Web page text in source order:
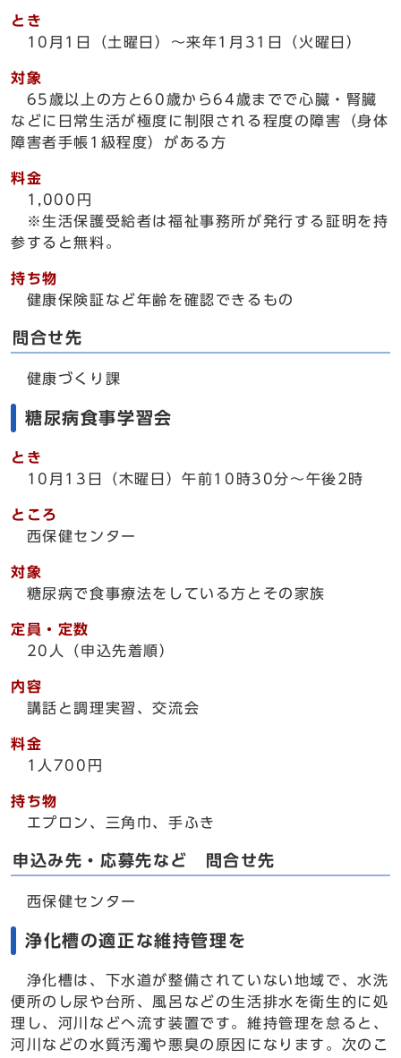
とき
10月1日（土曜日）～来年1月31日（火曜日）
対象
65歳以上の方と60歳から64歳までで心臓・腎臓
などに日常生活が極度に制限される程度の障害（身体
障害者手帳1級程度）がある方
料金
1,000円
※生活保護受給者は福祉事務所が発行する証明を持
参すると無料。
持ち物
健康保険証など年齢を確認できるもの
問合せ先
健康づくり課
糖尿病食事学習会
とき
10月13日（木曜日）午前10時30分～午後2時
ところ
西保健センター
対象
糖尿病で食事療法をしている方とその家族
定員・定数
20人（申込先着順）
内容
講話と調理実習、交流会
料金
1人700円
持ち物
エプロン、三角巾、手ふき
申込み先・応募先など 問合せ先
西保健センター
浄化槽の適正な維持管理を
浄化槽は、下水道が整備されていない地域で、水洗
便所のし尿や台所、風呂などの生活排水を衛生的に処
理し、河川などへ流す装置です。維持管理を怠ると、
河川などの水質汚濁や悪臭の原因になります。次のこ